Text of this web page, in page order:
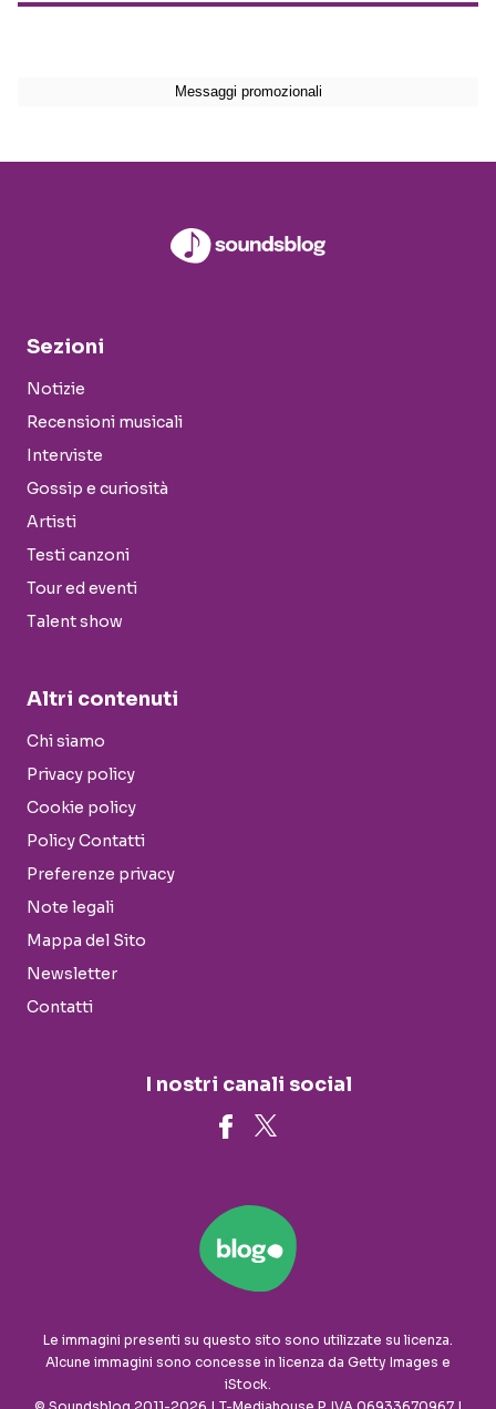
Sezioni
Notizie
Recensioni musicali
Interviste
Gossip e curiosità
Artisti
Testi canzoni
Tour ed eventi
Talent show
Altri contenuti
Chi siamo
Privacy policy
Cookie policy
Policy Contatti
Preferenze privacy
Note legali
Mappa del Sito
Newsletter
Contatti
I nostri canali social
Le immagini presenti su questo sito sono utilizzate su licenza.
Alcune immagini sono concesse in licenza da Getty Images e
iStock.